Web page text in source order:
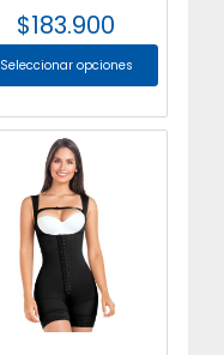
$183.900
Seleccionar opciones